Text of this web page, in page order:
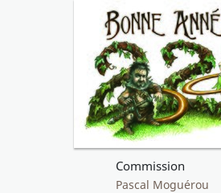
Commission
Pascal Moguérou